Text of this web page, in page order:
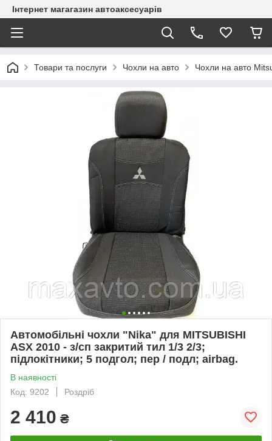
Інтернет магагазин автоаксесуарів
Товари та послуги Чохли на авто Чохли на авто
Автомобільні чохли "Nika" для MITSUBISHI
ASX 2010 - з/сп закритий тил 1/3 2/3;
підлокітники; 5 подгол; пер / подл; airbag.
В наявності
Код: 9202
Роздріб
2 410 ₴